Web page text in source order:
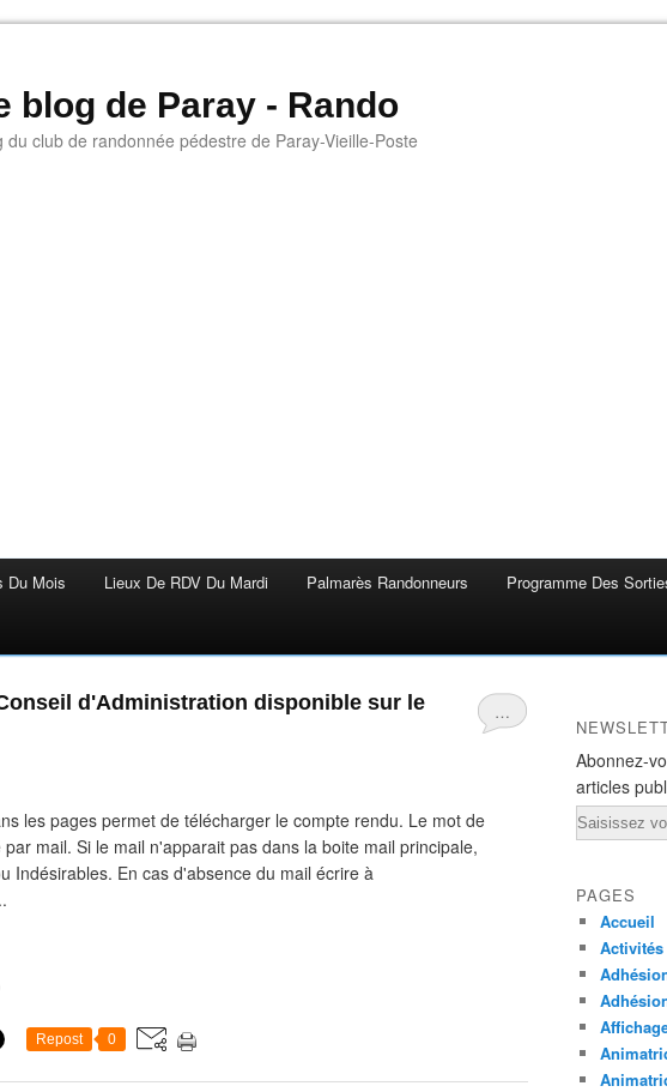
blog de Paray - Rando
du club de randonnée pédestre de Paray-Vieille-Poste
Du Mois Lieux De RDV Du Mardi Palmarès Randonneurs Programme Des
…
d'Administration disponible sur le
les pages permet de télécharger le compte rendu. Le mot de
mail. Si le mail n'apparait pas dans la boite mail principale,
Indésirables. En cas d'absence du mail écrire à
Repost 0
Abonnez-
articles
Email
PAGES
Accueil